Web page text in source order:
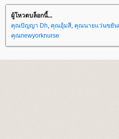
ผู้โหวตบล็อกนี้...
คุณปัญญา Dh, คุณอุ้มสี, คุณนายแว่นขยัน
คุณnewyorknurse